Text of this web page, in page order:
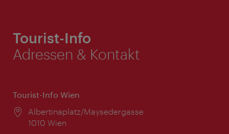
Tourist-Info
Adressen & Kontakt
Tourist-Info Wien
Ort:
Albertinaplatz/Maysedergasse
1010 Wien